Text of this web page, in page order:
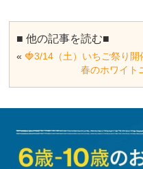
■ 他の記事を読む■
«🍓3/14（土）いちご祭り開
春のホワイト